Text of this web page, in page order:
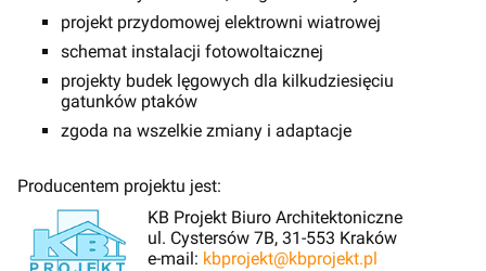
projekt przydomowej elektrowni wiatrowej
schemat instalacji fotowoltaicznej
projekty budek lęgowych dla kilkudziesięciu
gatunków ptaków
zgoda na wszelkie zmiany i adaptacje
Producentem projektu jest:
KB Projekt Biuro Architektoniczne
ul. Cystersów 7B, 31-553 Kraków
e-mail: kbprojekt@kbprojekt.pl